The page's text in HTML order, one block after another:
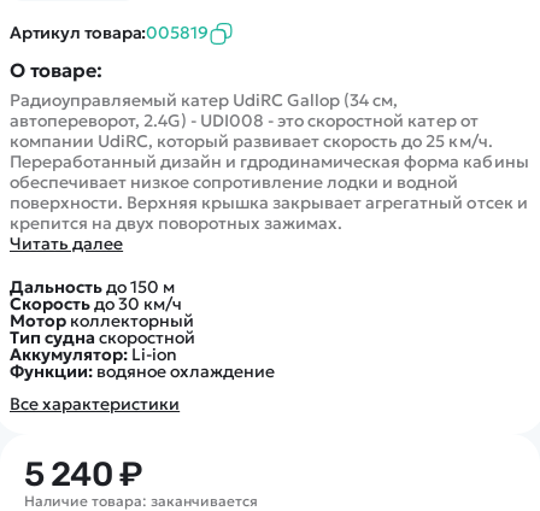
Артикул товара:005819
О товаре:
Радиоуправляемый катер UdiRC Gallop (34 см,
автопереворот, 2.4G) - UDI008 - это скоростной катер от
компании UdiRC, который развивает скорость до 25 км/ч.
Переработанный дизайн и гдродинамическая форма кабины
обеспечивает низкое сопротивление лодки и водной
поверхности. Верхняя крышка закрывает агрегатный отсек и
крепится на двух поворотных зажимах.
Читать далее
Дальностьдо 150 м
Скоростьдо 30 км/ч
Мотор коллекторный
Тип судна скоростной
Аккумулятор:Li-ion
Функции: водяное охлаждение
Все характеристики
5 240 ₽
Наличие товара: заканчивается
Катера
Роботы
Самолеты
Сборные модели
Детские электромобили
Спецтехника
Железные дороги
Конструкторы
Запчасти для моделей
Статьи про беспилотники
Обзор квадрокоптеров
Аренда Квадрокоптеров
Покупка в кредит
Оплата и доставка
Помощь
Отследить заказ
Оплата на сайте